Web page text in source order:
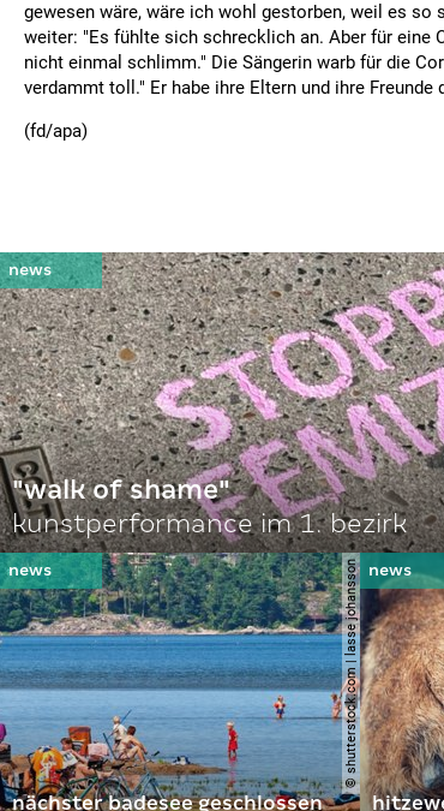
gewesen wäre, wäre ich wohl gestorben, weil es so
weiter: "Es fühlte sich schrecklich an. Aber für eine
nicht einmal schlimm." Die Sängerin warb für die
verdammt toll." Er habe ihre Eltern und ihre Freunde
(fd/apa)
"walk of shame"
kunstperformance im 1. bezirk
© shutterstock.com | lasse johansson
nächster badesee geschlossen